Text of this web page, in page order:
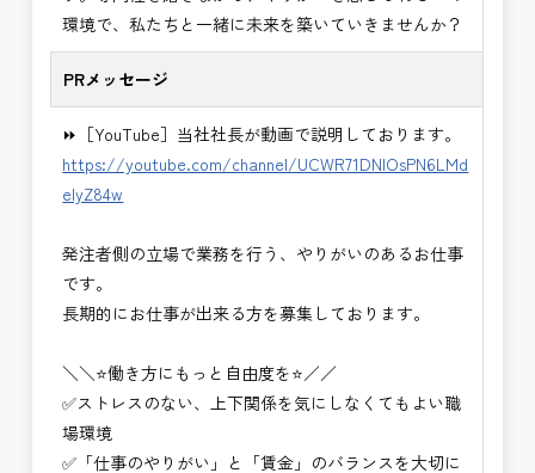
・NEXCO（ネクスコ）点検業務
・電気工事監督支援業務
・積算技術業務
・設計コンサルティング業務（数量算出、図面の
修正など）
・河川巡視支援業務
・道路許認可審査・適正化指導業務
・調査設計資料作成業務
・施工体制調査員
※応募書類等の送付方法につきましては、基本的に
Ｅメールで送付
頂きたいと思います。
環境で、私たちと一緒に未来を築いていきませんか？
PRメッセージ
⏩［YouTube］当社社長が動画で説明しております。
https://youtube.com/channel/UCWR71DNlOsPN6LMd
eIyZ84w
発注者側の立場で業務を行う、やりがいのあるお仕事
です。
長期的にお仕事が出来る方を募集しております。
＼＼⭐働き方にもっと自由度を⭐／／
✅ストレスのない、上下関係を気にしなくてもよい職
場環境
✅「仕事のやりがい」と「賃金」のバランスを大切に